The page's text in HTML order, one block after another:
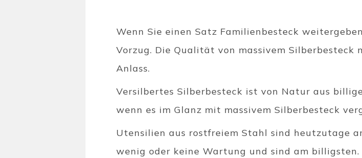
Wenn Sie einen Satz Familienbesteck
Vorzug. Die Qualität von massivem Silberbesteck
Anlass.
Versilbertes Silberbesteck ist von Natur aus
wenn es im Glanz mit massivem Silberbesteck
Utensilien aus rostfreiem Stahl sind heutzutage
wenig oder keine Wartung und sind am billigsten.